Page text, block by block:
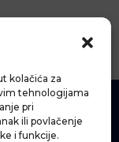
kolačića za
tehnologijama
pri
ili povlačenje
i funkcije.